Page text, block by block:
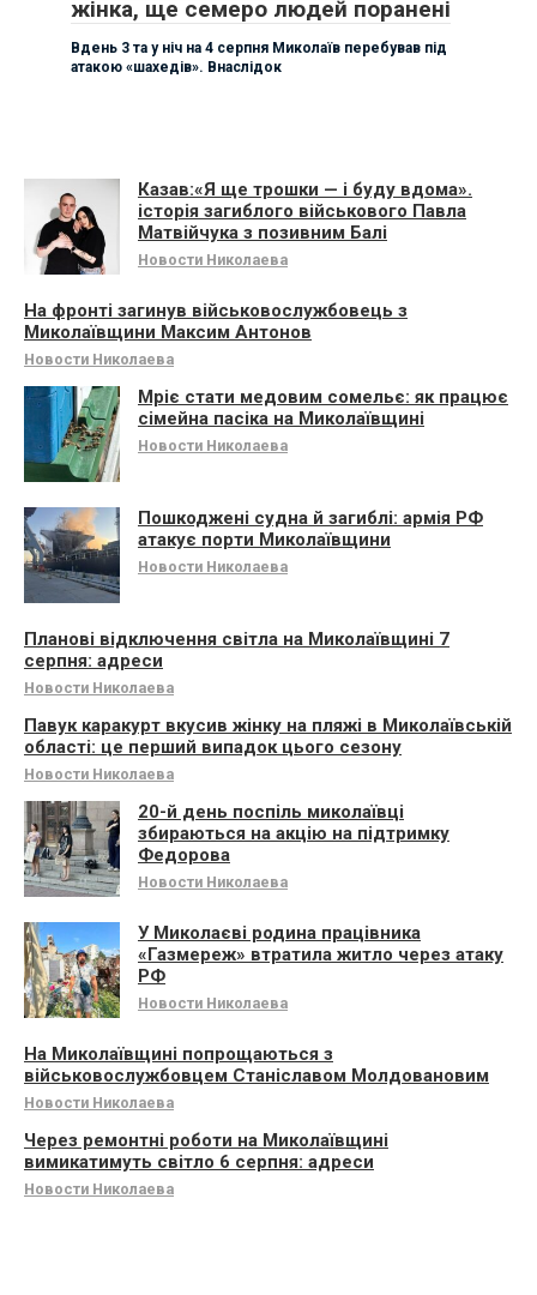
жінка, ще семеро людей поранені
Вдень 3 та у ніч на 4 серпня Миколаїв перебував під
атакою «шахедів». Внаслідок
Казав:«Я ще трошки — і буду вдома».
історія загиблого військового Павла
Матвійчука з позивним Балі
Новости Николаева
На фронті загинув військовослужбовець з
Миколаївщини Максим Антонов
Новости Николаева
Мріє стати медовим сомельє: як працює
сімейна пасіка на Миколаївщині
Новости Николаева
Пошкоджені судна й загиблі: армія РФ
атакує порти Миколаївщини
Новости Николаева
Планові відключення світла на Миколаївщині 7
серпня: адреси
Новости Николаева
Павук каракурт вкусив жінку на пляжі в Миколаївській
області: це перший випадок цього сезону
Новости Николаева
20-й день поспіль миколаївці
збираються на акцію на підтримку
Федорова
Новости Николаева
У Миколаєві родина працівника
«Газмереж» втратила житло через атаку
РФ
Новости Николаева
На Миколаївщині попрощаються з
військовослужбовцем Станіславом Молдовановим
Новости Николаева
Через ремонтні роботи на Миколаївщині
вимикатимуть світло 6 серпня: адреси
Новости Николаева